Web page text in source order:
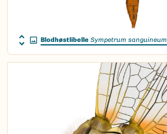
Blodhøstlibelle Sympetrum sanguineum